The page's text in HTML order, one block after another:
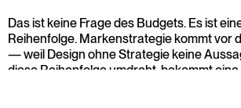
Das ist keine Frage des Budgets. Es ist
Reihenfolge. Markenstrategie kommt vor
— weil Design ohne Strategie keine
diese Reihenfolge umdreht, bekommt eine